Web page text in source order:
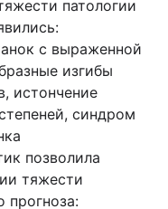
патологии
с выраженной
изгибы
истончение
синдром
позволила
тяжести
прогноза: